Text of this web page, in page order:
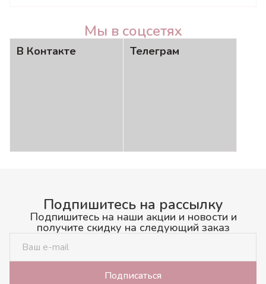
Мы в соцсетях
В Контакте Телеграм
Подпишитесь на рассылку
Подпишитесь на наши акции и новости и
получите скидку на следующий заказ
Подписаться